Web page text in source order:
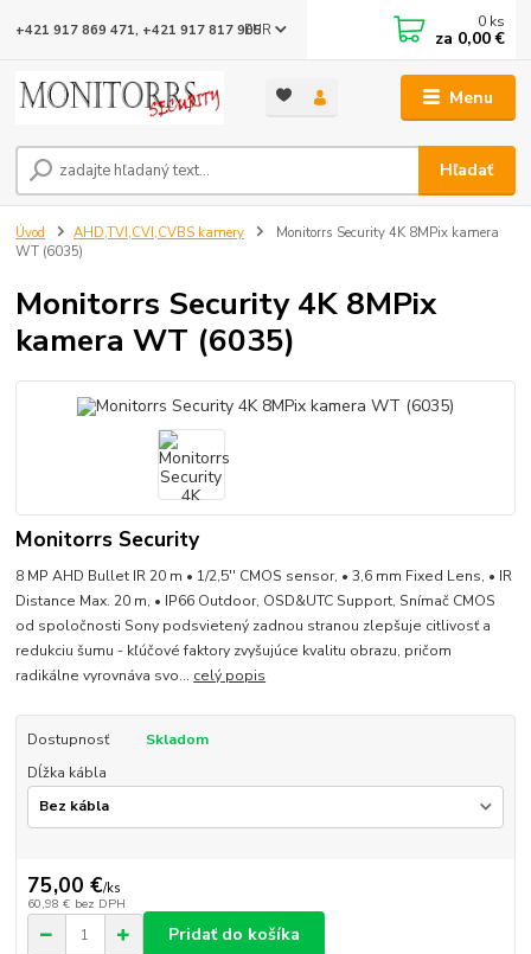
Menu
EUR
Hľadať
+421 917 869 471, +421 917 817 905 0 ks
za 0,00 €
Úvod AHD,TVI,CVI,CVBS kamery
Monitorrs Security 4K 8MPix kamera
WT (6035)
Monitorrs Security 4K 8MPix
kamera WT (6035)
Monitorrs Security
8 MP AHD Bullet IR 20 m • 1/2,5'' CMOS sensor, • 3,6 mm Fixed Lens, • IR
Distance Max. 20 m, • IP66 Outdoor, OSD&UTC Support, Snímač CMOS
od spoločnosti Sony podsvietený zadnou stranou zlepšuje citlivosť a
redukciu šumu - kľúčové faktory zvyšujúce kvalitu obrazu, pričom
radikálne vyrovnáva svo... celý popis
Dostupnosť
Skladom
Dĺžka kábla
75,00 €/ks
60,98 € bez DPH
Pridať do košíka